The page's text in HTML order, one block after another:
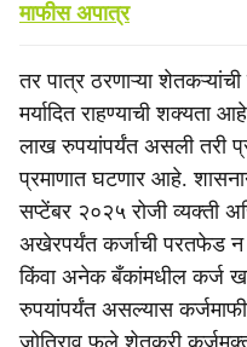
माफीस अपात्र
तर पात्र ठरणाऱ्या
मर्यादित राहण्याची शक्यता
लाख रुपयांपर्यंत असली तरी
प्रमाणात घटणार आहे.
सप्टेंबर २०२५ रोजी व्यक्ती
अखेरपर्यंत कर्जाची
किंवा अनेक बँकांमधील कर्ज
रुपयांपर्यंत असल्यास
जोतिराव फुले शेतकरी